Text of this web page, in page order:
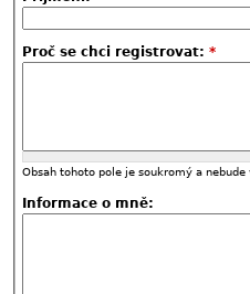
Proč se chci registrovat: *
Obsah tohoto pole je soukromý a nebude
Informace o mně: